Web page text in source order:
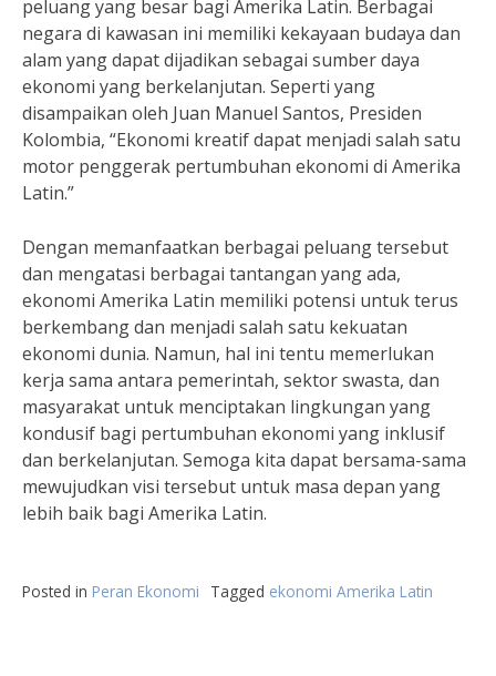
peluang yang besar bagi Amerika Latin. Berbagai
negara di kawasan ini memiliki kekayaan budaya dan
alam yang dapat dijadikan sebagai sumber daya
ekonomi yang berkelanjutan. Seperti yang
disampaikan oleh Juan Manuel Santos, Presiden
Kolombia, “Ekonomi kreatif dapat menjadi salah satu
motor penggerak pertumbuhan ekonomi di Amerika
Latin.”
Dengan memanfaatkan berbagai peluang tersebut
dan mengatasi berbagai tantangan yang ada,
ekonomi Amerika Latin memiliki potensi untuk terus
berkembang dan menjadi salah satu kekuatan
ekonomi dunia. Namun, hal ini tentu memerlukan
kerja sama antara pemerintah, sektor swasta, dan
masyarakat untuk menciptakan lingkungan yang
kondusif bagi pertumbuhan ekonomi yang inklusif
dan berkelanjutan. Semoga kita dapat bersama-sama
mewujudkan visi tersebut untuk masa depan yang
lebih baik bagi Amerika Latin.
Posted in Peran Ekonomi Tagged ekonomi Amerika Latin